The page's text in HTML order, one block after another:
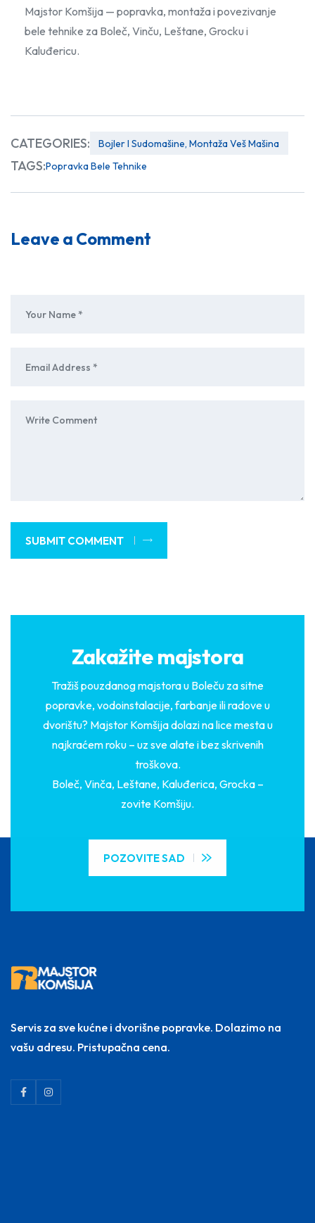
Majstor Komšija — popravka, montaža i povezivanje
bele tehnike za Boleč, Vinču, Leštane, Grocku i
Kaluđericu.
CATEGORIES: Bojler I Sudomašine, Montaža Veš Mašina
TAGS:Popravka Bele Tehnike
Leave a Comment
SUBMIT COMMENT
Zakažite majstora
Tražiš pouzdanog majstora u Boleču za sitne
popravke, vodoinstalacije, farbanje ili radove u
dvorištu? Majstor Komšija dolazi na lice mesta u
najkraćem roku – uz sve alate i bez skrivenih
troškova.
Boleč, Vinča, Leštane, Kaluđerica, Grocka –
zovite Komšiju.
POZOVITE SAD
Servis za sve kućne i dvorišne popravke. Dolazimo na
vašu adresu. Pristupačna cena.